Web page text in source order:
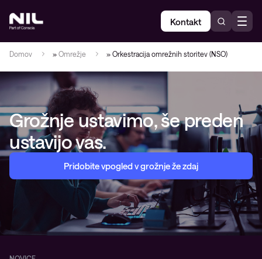
Kontakt
Domov » Omrežje » Orkestracija omrežnih storitev (NSO)
Grožnje ustavimo, še preden
ustavijo vas.
Pridobite vpogled v grožnje že zdaj